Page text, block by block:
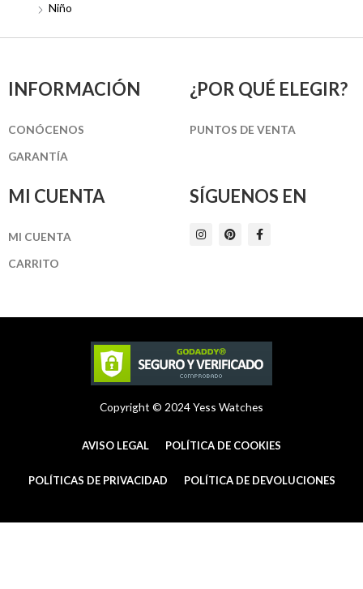
Niño
INFORMACIÓN
CONÓCENOS
GARANTÍA
¿POR QUÉ ELEGIR?
PUNTOS DE VENTA
MI CUENTA
MI CUENTA
CARRITO
SÍGUENOS EN
I
n
m
P
i
t
F
a
-
Copyright © 2024 Yess Watches
AVISO LEGAL POLÍTICA DE COOKIES
POLÍTICAS DE PRIVACIDAD POLÍTICA DE DEVOLUCIONES